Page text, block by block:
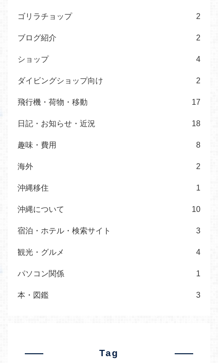
ゴリラチョップ 2
ブログ紹介 2
ショップ 4
ダイビングショップ向け 2
飛行機・荷物・移動 17
日記・お知らせ・近況 18
趣味・費用 8
海外 2
沖縄移住 1
沖縄について 10
宿泊・ホテル・検索サイト 3
観光・グルメ 4
パソコン関係 1
本・図鑑 3
Tag